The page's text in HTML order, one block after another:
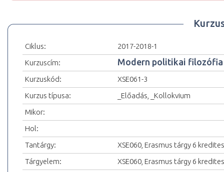
Ciklus:
2017-2018-1
Kurzuscím:
Modern politikai filozófia
Kurzuskód:
XSE061-3
Kurzus típusa:
_Előadás, _Kollokvium
Mikor:
Hol:
Tantárgy:
XSE060, Erasmus tárgy 6 kredites
Tárgyelem:
XSE060, Erasmus tárgy 6 kredites